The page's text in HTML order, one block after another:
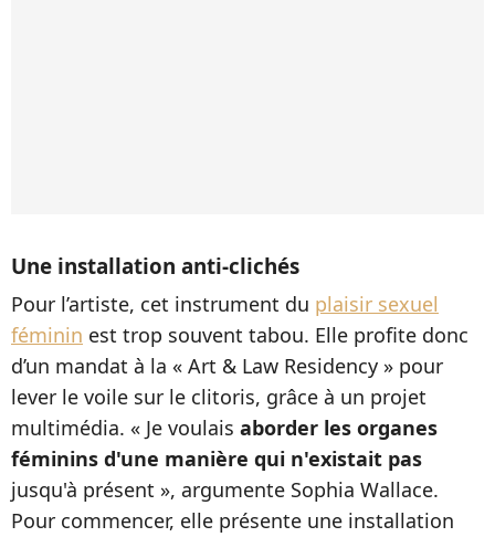
Une installation anti-clichés
Pour l’artiste, cet instrument du plaisir sexuel
féminin est trop souvent tabou. Elle profite donc
d’un mandat à la « Art & Law Residency » pour
lever le voile sur le clitoris, grâce à un projet
multimédia. « Je voulais aborder les organes
féminins d'une manière qui n'existait pas
jusqu'à présent », argumente Sophia Wallace.
Pour commencer, elle présente une installation